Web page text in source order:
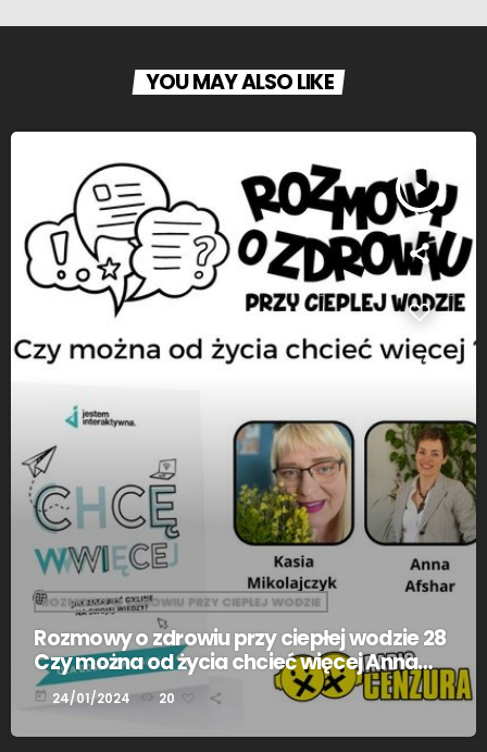
YOU MAY ALSO LIKE
play_arrow
ROZMOWY O ZDROWIU PRZY CIEPŁEJ WODZIE
Rozmowy o zdrowiu przy ciepłej wodzie 28
Czy można od życia chcieć więcej Anna
Afshar
today 24/01/2024 20